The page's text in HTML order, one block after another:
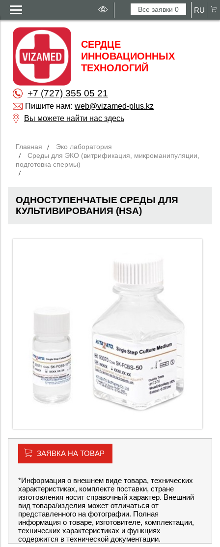
Все заявки0 RU
СЕРДЦЕ
ИННОВАЦИОННЫХ
ТЕХНОЛОГИЙ
+7 (727) 355 05 21
Пишите нам: web@vizamed-plus.kz
Вы можете найти нас здесь
Главная
Эко лаборатория
Среды для ЭКО (витрификация, микроманипуляции,
подготовка спермы)
ОДНОСТУПЕНЧАТЫЕ СРЕДЫ ДЛЯ
КУЛЬТИВИРОВАНИЯ (HSA)
ЗАЯВКА НА ТОВАР
*Информация о внешнем виде товара, технических
характеристиках, комплекте поставки, стране
изготовления носит справочный характер. Внешний
вид товара/изделия может отличаться от
представленного на фотографии. Полная
информация о товаре, изготовителе, комплектации,
технических характеристиках и функциях
содержится в технической документации.